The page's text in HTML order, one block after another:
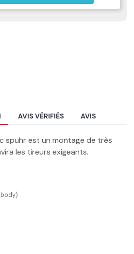
AVIS VÉRIFIÉS AVIS
spuhr est un montage de très
les tireurs exigeants.